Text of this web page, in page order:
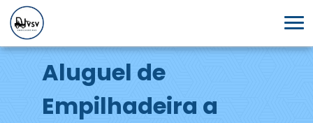
Aluguel de
Empilhadeira a